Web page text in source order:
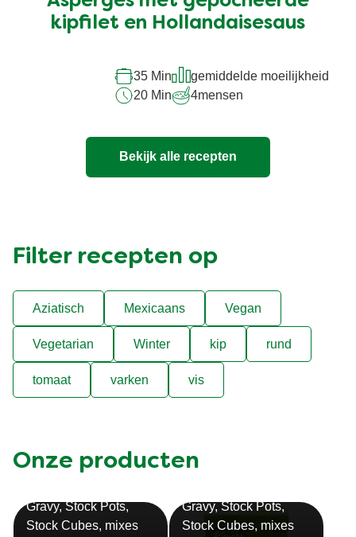
deze
kipfilet en Hollandaisesaus
35 Min
gemiddelde moeilijkheid
20 Min
4mensen
Bekijk alle recepten
Filter recepten op
Aziatisch Mexicaans Vegan
Vegetarian Winter kip rund
tomaat varken vis
Onze producten
Gravy, Stock Pots,
Stock Cubes, mixes
Gravy, Stock Pots,
Stock Cubes, mixes